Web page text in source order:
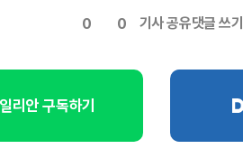
0 0 기사 공유댓글 쓰기
리안 구독하기